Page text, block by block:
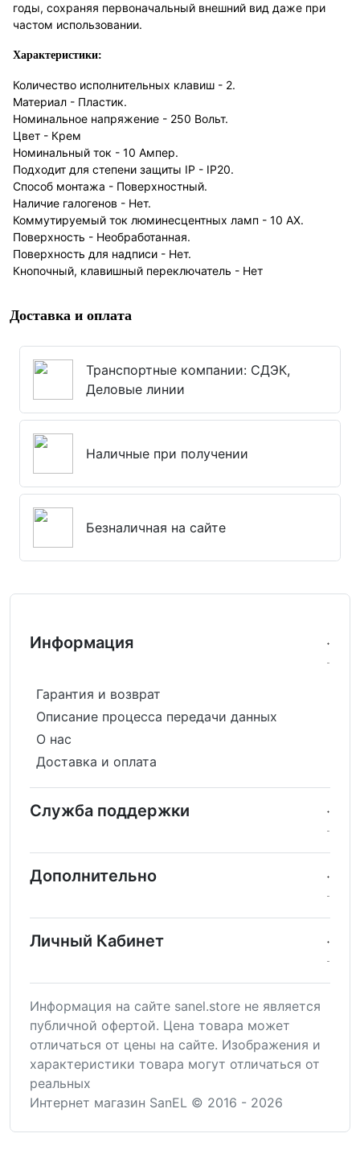
годы, сохраняя первоначальный внешний вид даже при
частом использовании.
Характеристики:
Количество исполнительных клавиш - 2.
Материал - Пластик.
Номинальное напряжение - 250 Вольт.
Цвет - Крем
Номинальный ток - 10 Ампер.
Подходит для степени защиты IP - IP20.
Способ монтажа - Поверхностный.
Наличие галогенов - Нет.
Коммутируемый ток люминесцентных ламп - 10 AX.
Поверхность - Необработанная.
Поверхность для надписи - Нет.
Кнопочный, клавишный переключатель - Нет
Доставка и оплата
Транспортные компании: СДЭК,
Деловые линии
Наличные при получении
Безналичная на сайте
Информация
Гарантия и возврат
Описание процесса передачи данных
О нас
Доставка и оплата
Служба поддержки
Дополнительно
Личный Кабинет
Информация на сайте sanel.store не является
публичной офертой. Цена товара может
отличаться от цены на сайте. Изображения и
характеристики товара могут отличаться от
реальных
Интернет магазин SanEL © 2016 - 2026